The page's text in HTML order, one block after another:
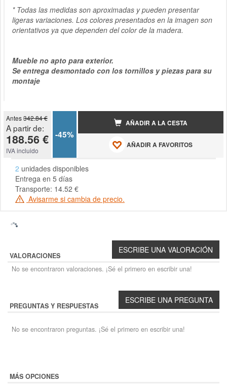
* Todas las medidas son aproximadas y pueden presentar
ligeras variaciones. Los colores presentados en la imagen son
orientativos ya que dependen del color de la madera.
Mueble no apto para exterior.
Se entrega desmontado con los tornillos y piezas para su
montaje
Antes342.84 €
A partir de:
188.56 €
IVA incluido
-45%
AÑADIR A LA CESTA
AÑADIR A FAVORITOS
2 unidades disponibles
Entrega en 5 días
Transporte: 14.52 €
Avisarme si cambia de precio.
VALORACIONES
No se encontraron valoraciones. ¡Sé el primero en escribir una!
PREGUNTAS Y RESPUESTAS
No se encontraron preguntas. ¡Sé el primero en escribir una!
MÁS OPCIONES